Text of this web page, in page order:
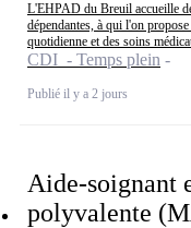
L'EHPAD du Breuil accueille
dépendantes, à qui l'on
quotidienne et des soins
CDI - Temps plein
Publié il y a 2 jours
Aide-soignant
polyvalente